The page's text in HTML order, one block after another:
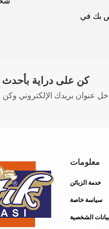
بك في
كن على دراية
عنوان بريدك الإلكتروني
معلومات
خدمة الزبائن
سياسة خاصة
الشخصية